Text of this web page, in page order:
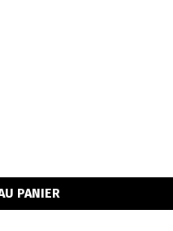
PANIER